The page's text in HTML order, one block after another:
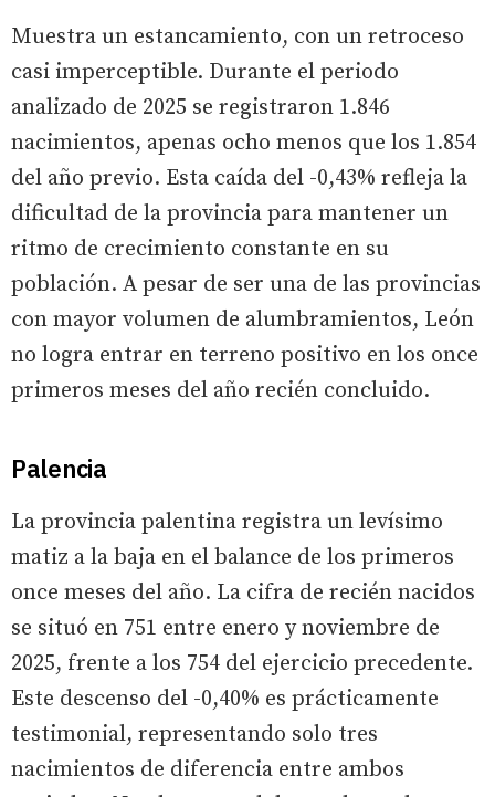
Muestra un estancamiento, con un retroceso
casi imperceptible. Durante el periodo
analizado de 2025 se registraron 1.846
nacimientos, apenas ocho menos que los 1.854
del año previo. Esta caída del -0,43% refleja la
dificultad de la provincia para mantener un
ritmo de crecimiento constante en su
población. A pesar de ser una de las provincias
con mayor volumen de alumbramientos, León
no logra entrar en terreno positivo en los once
primeros meses del año recién concluido.
Palencia
La provincia palentina registra un levísimo
matiz a la baja en el balance de los primeros
once meses del año. La cifra de recién nacidos
se situó en 751 entre enero y noviembre de
2025, frente a los 754 del ejercicio precedente.
Este descenso del -0,40% es prácticamente
testimonial, representando solo tres
nacimientos de diferencia entre ambos